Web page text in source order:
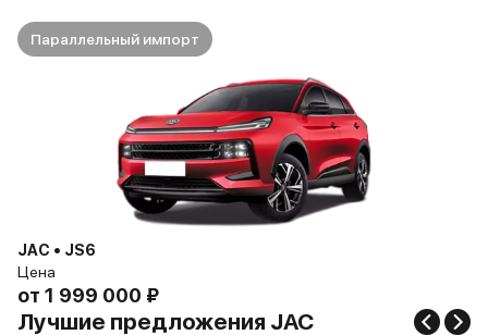
Параллельный импорт
JAC • JS6
Цена
от 1 999 000 ₽
Лучшие предложения JAC